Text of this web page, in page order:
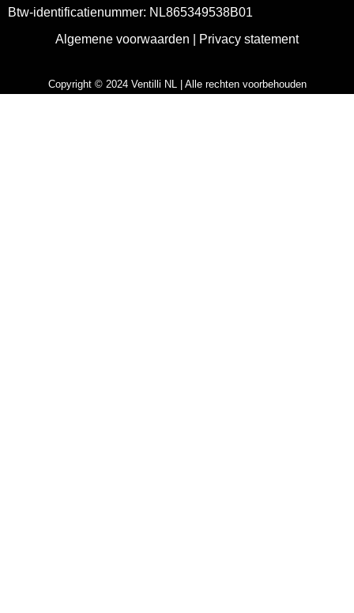
Btw-identificatienummer: NL865349538B01
Algemene voorwaarden
Privacy statement
Copyright © 2024 Ventilli NL | Alle rechten voorbehouden